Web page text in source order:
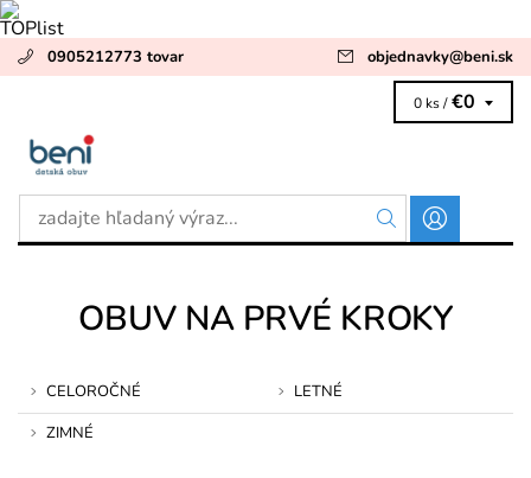
0905212773 tovar objednavky@beni.sk
0 ks / €0
OBUV NA PRVÉ KROKY
CELOROČNÉ
LETNÉ
ZIMNÉ